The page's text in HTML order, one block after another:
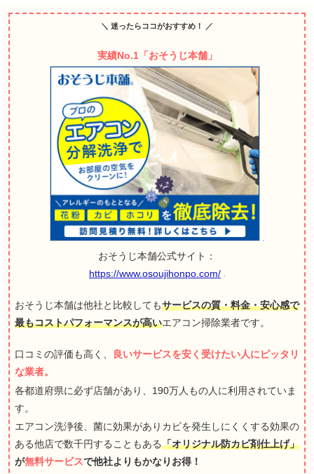
＼ 迷ったらココがおすすめ！ ／
実績No.1「おそうじ本舗」
おそうじ本舗公式サイト：
https://www.osoujihonpo.com/
おそうじ本舗は他社と比較してもサービスの質・料金・安心感で
最もコストパフォーマンスが高いエアコン掃除業者です。
口コミの評価も高く、
良いサービスを安く受けたい人にピッタリ
な業者。
各都道府県に必ず店舗があり、190万人もの人に利用されていま
す。
エアコン洗浄後、菌に効果がありカビを発生しにくくする効果の
ある他店で数千円することもある「オリジナル防カビ剤仕上げ」
が無料サービスで他社よりもかなりお得！